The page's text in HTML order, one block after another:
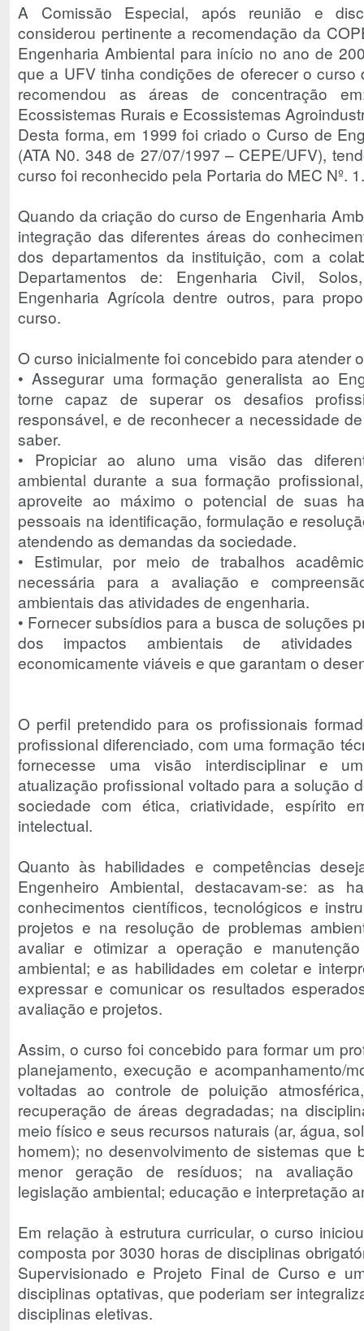
A Comissão Especial, após reunião e
considerou pertinente a recomendação da
Engenharia Ambiental para início no ano de
que a UFV tinha condições de oferecer o curso
recomendou as áreas de concentração
Ecossistemas Rurais e Ecossistemas
Desta forma, em 1999 foi criado o Curso de
(ATA N0. 348 de 27/07/1997 – CEPE/UFV),
curso foi reconhecido pela Portaria do MEC Nº.
Quando da criação do curso de Engenharia
integração das diferentes áreas do
dos departamentos da instituição, com a
Departamentos de: Engenharia Civil,
Engenharia Agrícola dentre outros, para
curso.
O curso inicialmente foi concebido para atender
• Assegurar uma formação generalista ao
torne capaz de superar os desafios
responsável, e de reconhecer a necessidade
saber.
• Propiciar ao aluno uma visão das
ambiental durante a sua formação
aproveite ao máximo o potencial de suas
pessoais na identificação, formulação e
atendendo as demandas da sociedade.
• Estimular, por meio de trabalhos
necessária para a avaliação e
ambientais das atividades de engenharia.
• Fornecer subsídios para a busca de soluções
dos impactos ambientais de
economicamente viáveis e que garantam o
O perfil pretendido para os profissionais
profissional diferenciado, com uma formação
fornecesse uma visão interdisciplinar e
atualização profissional voltado para a solução
sociedade com ética, criatividade, espírito
intelectual.
Quanto às habilidades e competências
Engenheiro Ambiental, destacavam-se: as
conhecimentos científicos, tecnológicos e
projetos e na resolução de problemas
avaliar e otimizar a operação e
ambiental; e as habilidades em coletar e
expressar e comunicar os resultados
avaliação e projetos.
Assim, o curso foi concebido para formar um
planejamento, execução e acompanhamento/
voltadas ao controle de poluição
recuperação de áreas degradadas; na
meio físico e seus recursos naturais (ar, água,
homem); no desenvolvimento de sistemas que
menor geração de resíduos; na avaliação
legislação ambiental; educação e interpretação
Em relação à estrutura curricular, o curso
composta por 3030 horas de disciplinas
Supervisionado e Projeto Final de Curso e
disciplinas optativas, que poderiam ser
disciplinas eletivas.